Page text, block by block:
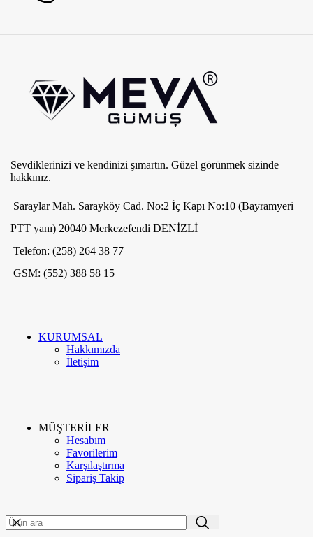
Sevdiklerinizi ve kendinizi şımartın. Güzel görünmek sizinde
hakkınız.
Saraylar Mah. Sarayköy Cad. No:2 İç Kapı No:10 (Bayramyeri
PTT yanı) 20040 Merkezefendi DENİZLİ
Telefon: (258) 264 38 77
GSM: (552) 388 58 15
KURUMSAL
Hakkımızda
İletişim
MÜŞTERİLER
Hesabım
Favorilerim
Karşılaştırma
Sipariş Takip
ME'VA GÜMÜŞ VE TAKI 2020